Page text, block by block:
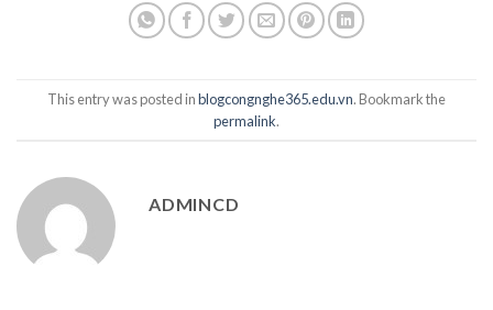
This entry was posted inblogcongnghe365.edu.vn. Bookmark the
permalink.
ADMINCD